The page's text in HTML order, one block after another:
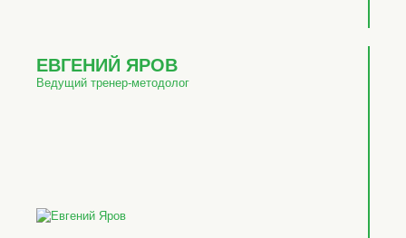
ЕВГЕНИЙ ЯРОВ
Ведущий тренер-методолог